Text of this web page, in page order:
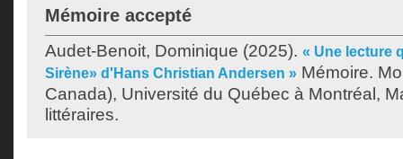
Mémoire accepté
Audet-Benoit, Dominique (2025). « Une lecture
Sirène» d'Hans Christian Andersen » Mémoire.
Canada), Université du Québec à Montréal,
littéraires.